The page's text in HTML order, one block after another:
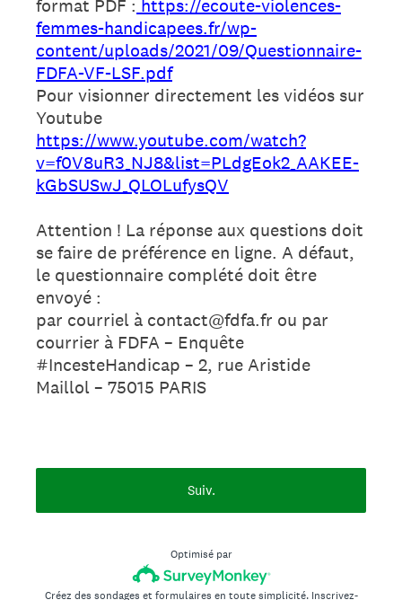
format PDF : https://ecoute-violences-
femmes-handicapees.fr/wp-
content/uploads/2021/09/Questionnaire-
FDFA-VF-LSF.pdf
Pour visionner directement les vidéos sur
Youtube
https://www.youtube.com/watch?
v=f0V8uR3_NJ8&list=PLdgEok2_AAKEE-
kGbSUSwJ_QLOLufysQV
Attention ! La réponse aux questions doit
se faire de préférence en ligne. A défaut,
le questionnaire complété doit être
envoyé :
par courriel à contact@fdfa.fr ou par
courrier à FDFA – Enquête
#IncesteHandicap – 2, rue Aristide
Maillol – 75015 PARIS
Suiv.
Optimisé par
Créez des sondages et formulaires en toute simplicité. Inscrivez-